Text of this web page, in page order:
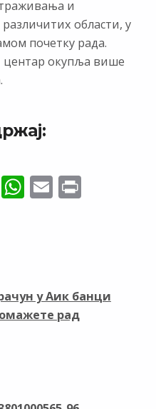
и
области, у
почетку рада.
центар окупља више
W
p
p
E Pr
у Аик банци
рад